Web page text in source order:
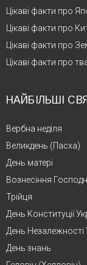
Цікаві факти про
Цікаві факти про
Цікаві факти про
Цікаві факти про
НАЙБІЛЬШІ
Вербна неділя
Великдень (Пасха)
День матері
Вознесіння
Трійця
День Конституції
День Незалежності
День знань